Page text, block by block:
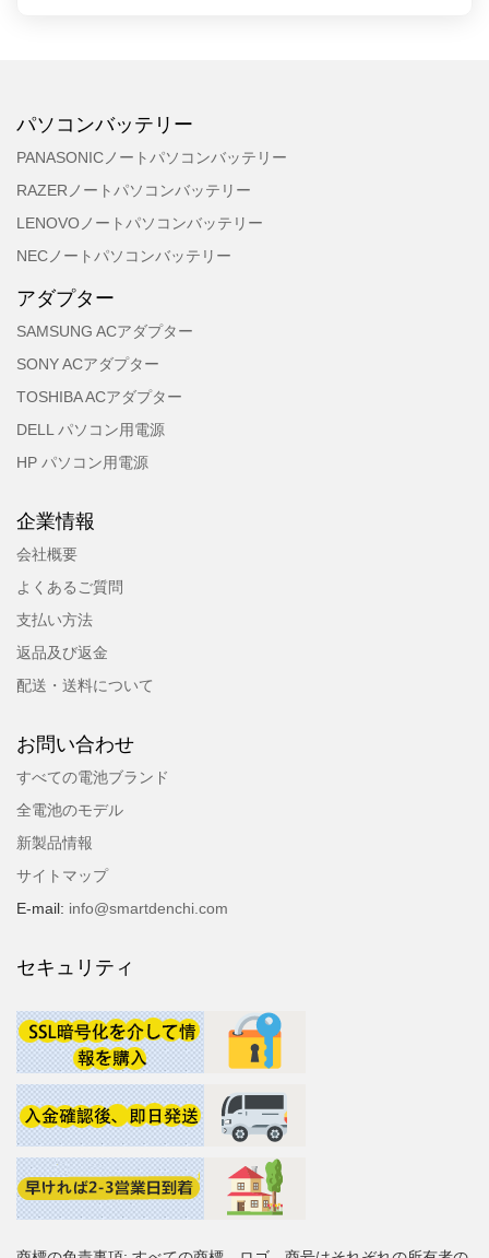
パソコンバッテリー
PANASONICノートパソコンバッテリー
RAZERノートパソコンバッテリー
LENOVOノートパソコンバッテリー
NECノートパソコンバッテリー
アダプター
SAMSUNG ACアダプター
SONY ACアダプター
TOSHIBA ACアダプター
DELL パソコン用電源
HP パソコン用電源
企業情報
会社概要
よくあるご質問
支払い方法
返品及び返金
配送・送料について
お問い合わせ
すべての電池ブランド
全電池のモデル
新製品情報
サイトマップ
E-mail: info@smartdenchi.com
セキュリティ